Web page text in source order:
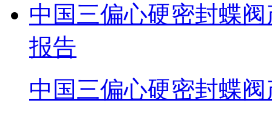
中国三偏心硬密封蝶
报告
中国三偏心硬密封蝶